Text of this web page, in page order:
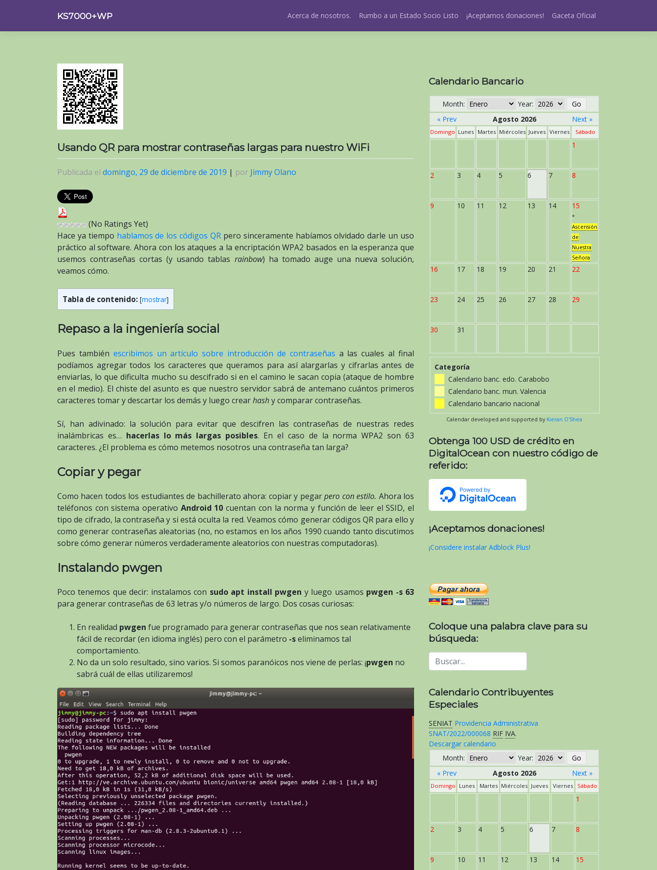
contenido
KS7000+WP Acerca de nosotros. Rumbo a un Estado Socio Listo ¡Aceptamos donaciones! Gaceta Oficial
Usando QR para mostrar contraseñas largas para nuestro WiFi
Publicada el domingo, 29 de diciembre de 2019 | por Jimmy Olano
(No Ratings Yet)
Hace ya tiempo hablamos de los códigos QR pero sinceramente habíamos olvidado darle un uso
práctico al software. Ahora con los ataques a la encriptación WPA2 basados en la esperanza que
usemos contraseñas cortas (y usando tablas rainbow) ha tomado auge una nueva solución,
veamos cómo.
Tabla de contenido: [mostrar]
Repaso a la ingeniería social
Pues también escribimos un artículo sobre introducción de contraseñas a las cuales al final
podíamos agregar todos los caracteres que queramos para así alargarlas y cifrarlas antes de
enviarlas, lo que dificulta mucho su descifrado si en el camino le sacan copia (ataque de hombre
en el medio). El chiste del asunto es que nuestro servidor sabrá de antemano cuántos primeros
caracteres tomar y descartar los demás y luego crearhashy comparar contraseñas.
Sí, han adivinado: la solución para evitar que descifren las contraseñas de nuestras redes
inalámbricas es… hacerlas lo más largas posibles. En el caso de la norma WPA2 son 63
caracteres. ¿El problema es cómo metemos nosotros una contraseña tan larga?
Copiar y pegar
Como hacen todos los estudiantes de bachillerato ahora: copiar y pegarpero con estilo. Ahora los
teléfonos con sistema operativo Android 10 cuentan con la norma y función de leer el SSID, el
tipo de cifrado, la contraseña y si está oculta la red. Veamos cómo generar códigos QR para ello y
como generar contraseñas aleatorias (no, no estamos en los años 1990 cuando tanto discutimos
sobre cómo generar números verdaderamente aleatorios con nuestras computadoras).
Instalando pwgen
Poco tenemos que decir: instalamos con sudo apt install pwgen y luego usamos pwgen -s 63
para generar contraseñas de 63 letras y/o números de largo. Dos cosas curiosas:
En realidad pwgen fue programado para generar contraseñas que nos sean relativamente
fácil de recordar (en idioma inglés) pero con el parámetro -seliminamos tal
comportamiento.
No da un solo resultado, sino varios. Si somos paranóicos nos viene de perlas: ¡pwgen no
sabrá cuál de ellas utilizaremos!
Calendario Bancario
Month:
Year:
« Prev
Agosto 2026 Next »
Domingo Lunes Martes Miércoles Jueves Viernes Sábado
1
2 3 4 5 6 7 8
9 10 11 12 13 14 15
*
Ascensión
de
Nuestra
Señora
16 17 18 19 20 21 22
23 24 25 26 27 28 29
30 31
Categoría
Calendario banc. edo. Carabobo
Calendario banc. mun. Valencia
Calendario bancario nacional
Calendar developed and supported by Kieran O'Shea
Obtenga 100 USD de crédito en
DigitalOcean con nuestro código de
referido:
¡Aceptamos donaciones!
¡Considere instalar Adblock Plus!
Coloque una palabra clave para su
búsqueda:
Calendario Contribuyentes
Especiales
SENIAT Providencia Administrativa
SNAT/2022/000068 RIF IVA.
Descargar calendario
Month:
Year:
« Prev
Agosto 2026 Next »
Domingo Lunes Martes Miércoles Jueves Viernes Sábado
1
2 3 4 5 6 7 8
9 10 11 12 13 14 15